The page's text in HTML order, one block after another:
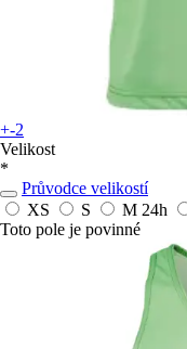
+-2
Velikost
*
Průvodce velikostí
XS
S M 24h
Toto pole je povinné